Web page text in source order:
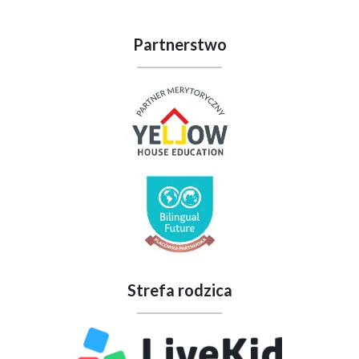
Partnerstwo
Strefa rodzica